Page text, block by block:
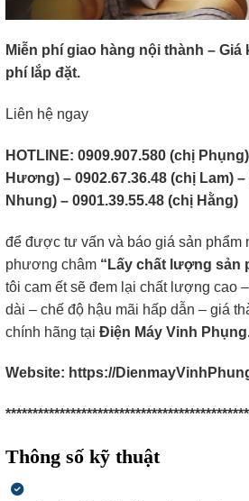
Miễn phí giao hàng nội thành –
phí lắp đặt.
Liên hệ ngay
HOTLINE: 0909.907.580 (chị
Hương) – 0902.67.36.48 (chị Lam) –
Nhung) – 0901.39.55.48 (chị Hằng)
để được tư vấn và báo giá sản phẩm
phương châm “Lấy chất lượng sản
tôi cam ết sẽ đem lại chất lượng cao
dài – chế độ hậu mãi hấp dẫn – giá
chính hãng tại Điện Máy Vinh
Website: https://
Thông số kỹ thuật